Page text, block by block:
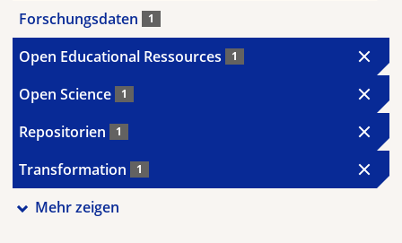
Forschungsdaten 1
Open Educational Ressources 1
Open Science 1
Repositorien 1
Transformation 1
Mehr zeigen